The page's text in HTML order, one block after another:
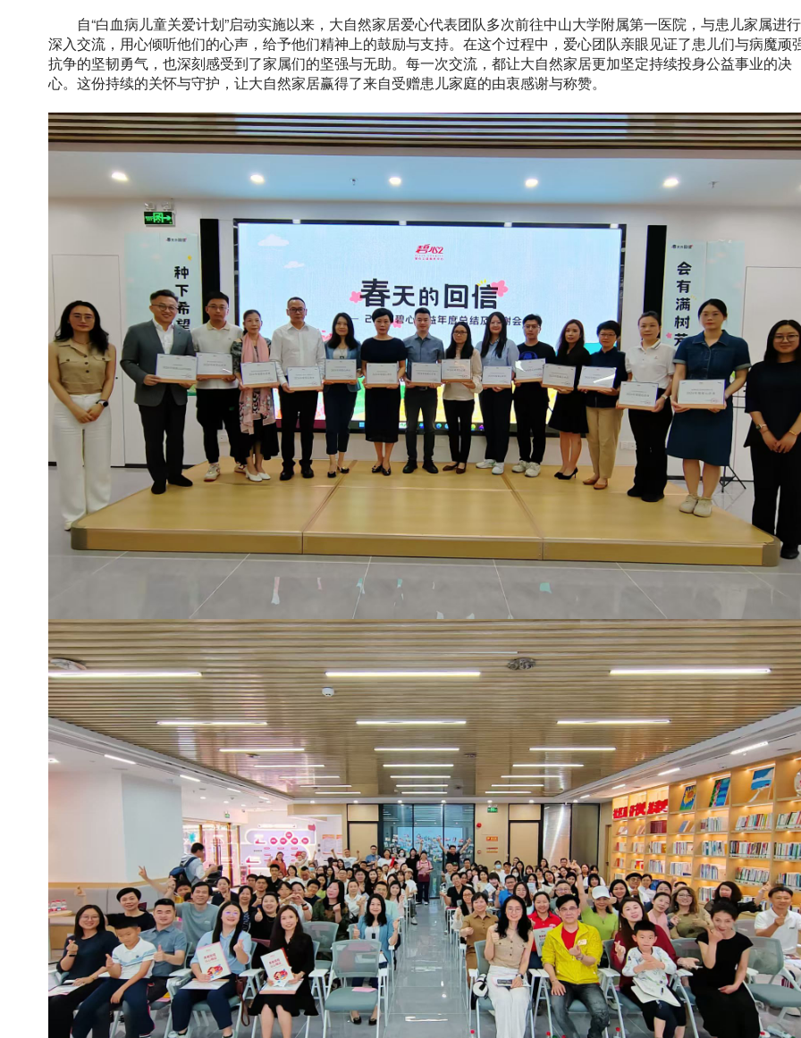
自“白血病儿童关爱计划”启动实施以来，大自然家居爱心代表团队多次前往中山大学附属第一医院，与患儿家属进行
深入交流，用心倾听他们的心声，给予他们精神上的鼓励与支持。在这个过程中，爱心团队亲眼见证了患儿们与病魔顽
抗争的坚韧勇气，也深刻感受到了家属们的坚强与无助。每一次交流，都让大自然家居更加坚定持续投身公益事业的决
心。这份持续的关怀与守护，让大自然家居赢得了来自受赠患儿家庭的由衷感谢与称赞。